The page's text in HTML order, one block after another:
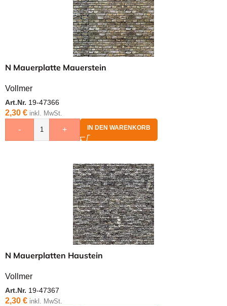
N Mauerplatte Mauerstein
Vollmer
Art.Nr. 19-47366
2,30 € inkl. MwSt.
- + IN DEN WARENKORB
N Mauerplatten Haustein
Vollmer
Art.Nr. 19-47367
2,30 € inkl. MwSt.